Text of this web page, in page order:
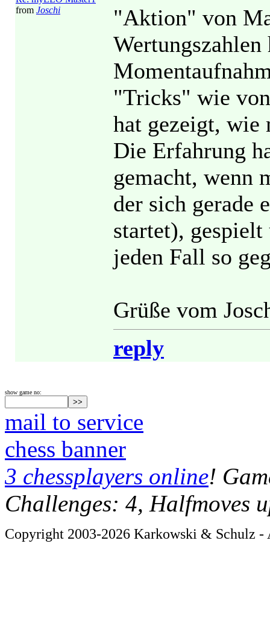
from Joschi
"Aktion" von
"Tricks" wie
hat gezeigt, wie
Die Erfahrung
gemacht, wenn
der sich gerade
startet),
jeden Fall so
Grüße vom
reply
show game no:
mail to service
chess banner
3 chessplayers online!
Challenges: 4, Halfmoves
Copyright 2003-2026 Karkowski & Schulz